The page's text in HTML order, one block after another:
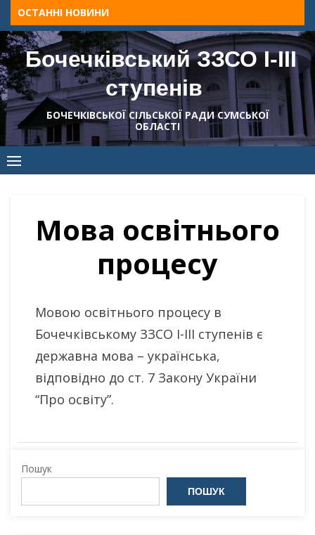
Skip
to
content
ОСТАННІ НОВИНИ
Бочечківський ЗЗСО І-ІІІ
ступенів
БОЧЕЧКІВСЬКОЇ СІЛЬСЬКОЇ РАДИ СУМСЬКОЇ
ОБЛАСТІ
Мова освітнього
процесу
Мовою освітнього процесу в
Бочечківському ЗЗСО І-III ступенів є
державна мова – українська,
відповідно до ст. 7 Закону України
“Про освіту”.
Пошук
ПОШУК